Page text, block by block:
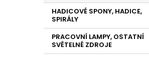
HADICOVÉ SPONY, HADICE,
SPIRÁLY
PRACOVNÍ LAMPY, OSTATNÍ
SVĚTELNÉ ZDROJE